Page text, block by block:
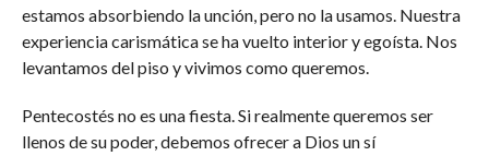
estamos absorbiendo la unción, pero no la usamos. Nuestra
experiencia carismática se ha vuelto interior y egoísta. Nos
levantamos del piso y vivimos como queremos.
Pentecostés no es una fiesta. Si realmente queremos ser
llenos de su poder, debemos ofrecer a Dios un sí